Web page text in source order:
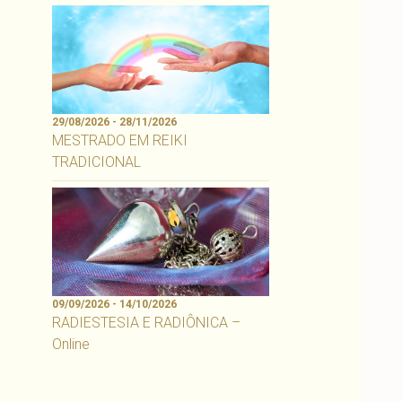
29/08/2026 - 28/11/2026
MESTRADO EM REIKI
TRADICIONAL
09/09/2026 - 14/10/2026
RADIESTESIA E RADIÔNICA –
Online